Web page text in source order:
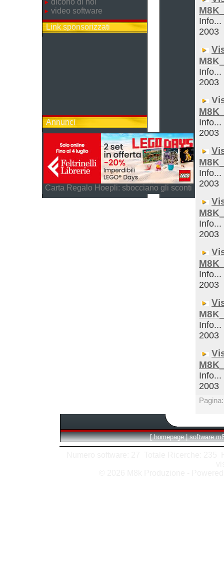
dicono di noi
video software
Link sponsorizzati
Annunci
Carta Regalo Hoepli: sbocciano gli sconti
Info...
2003
Info...
2003
Info...
2003
Info...
2003
Info...
2003
Info...
2003
Info...
2003
Info...
2003
[ homepage | software